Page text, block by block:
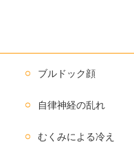
ブルドック顔
自律神経の乱れ
むくみによる冷え